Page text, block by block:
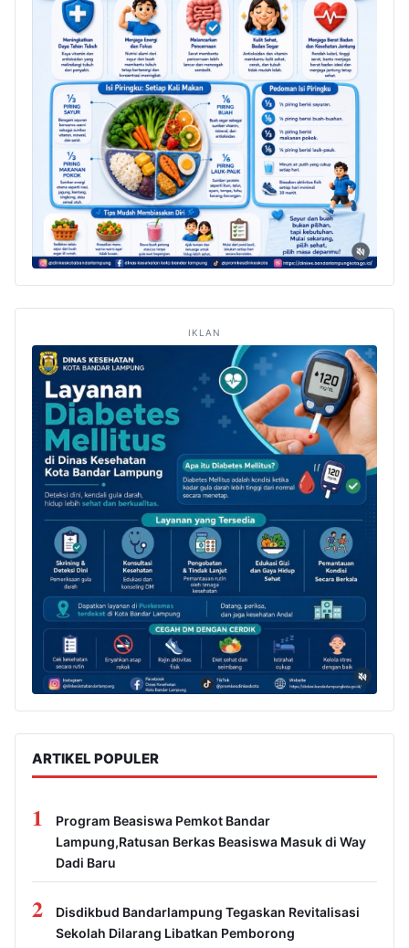
IKLAN
ARTIKEL POPULER
1
Program Beasiswa Pemkot Bandar
Lampung,Ratusan Berkas Beasiswa Masuk di Way
Dadi Baru
2
Disdikbud Bandarlampung Tegaskan Revitalisasi
Sekolah Dilarang Libatkan Pemborong